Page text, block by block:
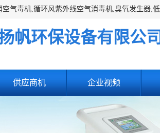
帆环保设备有限公司
供应商机 企业视频